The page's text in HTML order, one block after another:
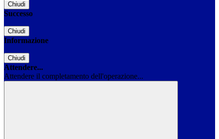
Chiudi
Successo
Chiudi
Informazione
Chiudi
Attendere...
Attendere il completamento dell'operazione...